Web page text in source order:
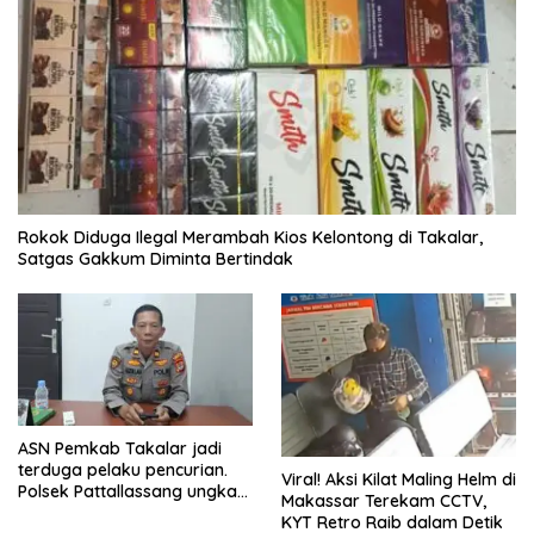
Rokok Diduga Ilegal Merambah Kios Kelontong di Takalar,
Satgas Gakkum Diminta Bertindak
ASN Pemkab Takalar jadi
terduga pelaku pencurian.
Polsek Pattallassang ungkap
Viral! Aksi Kilat Maling Helm di
Makassar Terekam CCTV,
KYT Retro Raib dalam Detik